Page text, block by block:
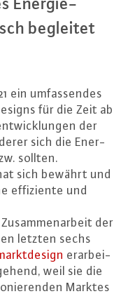
begleitet
ein um­fas­sen­des
für die Zeit ab
der
sich die En­er­
sollten.
sich bewährt und
ef­fi­zi­en­te und
der
letzten sechs
er­ar­bei­
weil sie die
Marktes